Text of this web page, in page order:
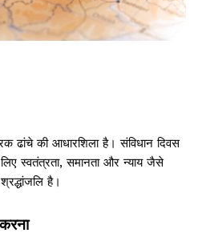
ढांचे की आधारशिला है। संविधान दिवस
स्वतंत्रता, समानता और न्याय जैसे
है।